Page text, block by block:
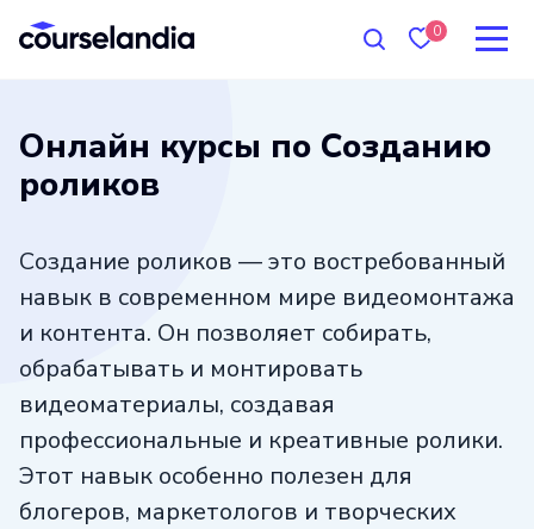
0
Онлайн курсы по Созданию
роликов
Создание роликов — это востребованный
навык в современном мире видеомонтажа
и контента. Он позволяет собирать,
обрабатывать и монтировать
видеоматериалы, создавая
профессиональные и креативные ролики.
Этот навык особенно полезен для
блогеров, маркетологов и творческих